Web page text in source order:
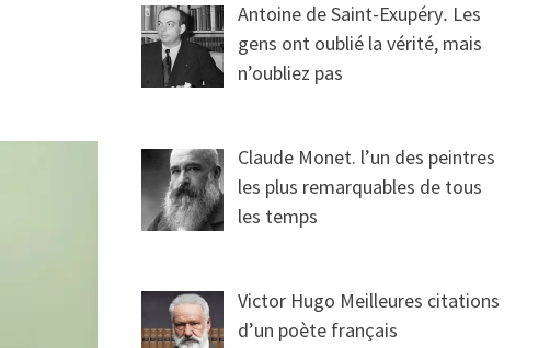
Antoine de Saint-Exupéry․ Les
gens ont oublié la vérité, mais
n’oubliez pas
Claude Monet. l’un des peintres
les plus remarquables de tous
les temps
Victor Hugo Meilleures citations
d’un poète français